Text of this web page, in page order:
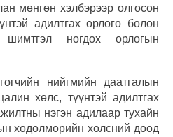
мөнгөн хэлбэрээр олгосон
адилтгах орлого болон
шимтгэл ногдох орлогын
нийгмийн даатгалын
хөлс, түүнтэй адилтгах
нэгэн адилаар тухайн
хөдөлмөрийн хөлсний доод